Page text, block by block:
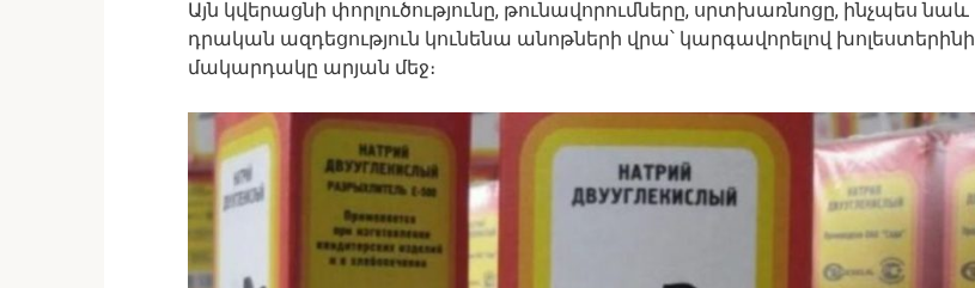
Այն կվերացնի փորլուծությունը, թունավորումները, սրտխառնոցը, ինչպես նաև
դրական ազդեցություն կունենա անոթների վրա՝ կարգավորելով խոլեստերինի
մակարդակը արյան մեջ։